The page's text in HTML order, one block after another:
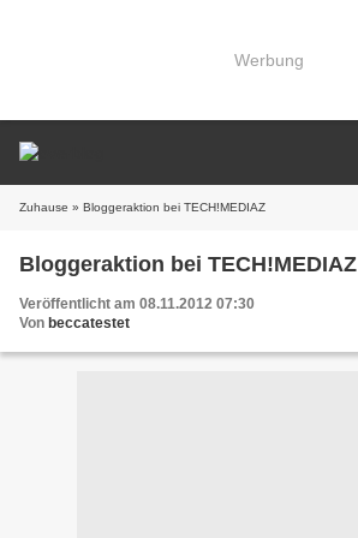
Werbung
Zuhause » Bloggeraktion bei TECH!MEDIAZ
Bloggeraktion bei TECH!MEDIAZ
Veröffentlicht am 08.11.2012 07:30
Von beccatestet